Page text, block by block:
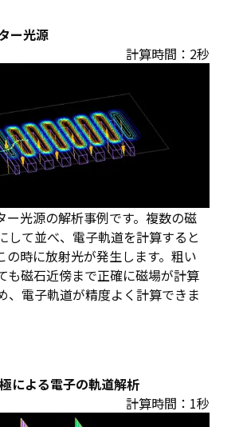
ー光源
計算時間：2秒
ー光源の解析事例です。複数の磁
して並べ、電子軌道を計算すると
の時に放射光が発生します。粗い
も磁石近傍まで正確に磁場が計算
、電子軌道が精度よく計算できま
による電子の軌道解析
計算時間：1秒